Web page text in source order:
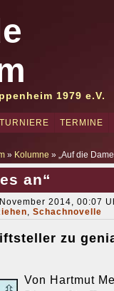
1979 e.V.
TERMINE
» Kolumne » „Auf die
an“
2014, 00:07
, Schachnovelle
zu
Von Hartmut